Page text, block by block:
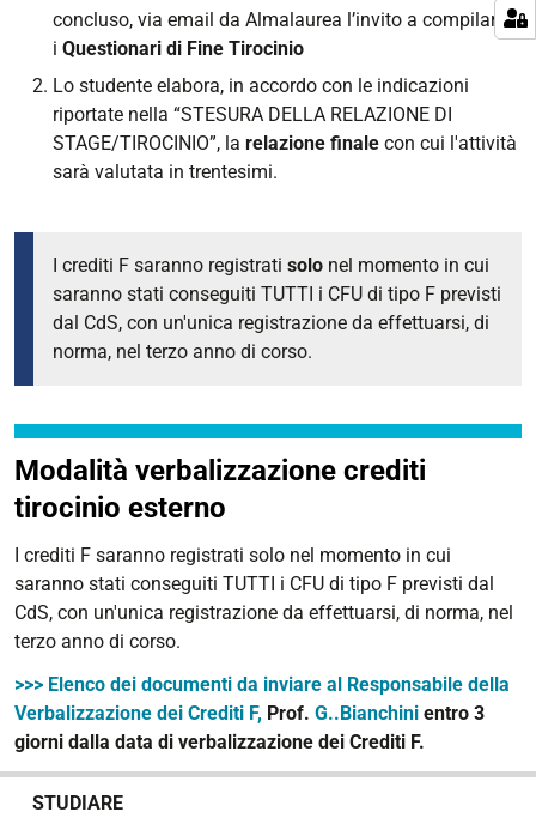
concluso, via email da Almalaurea l’invito a compilare
i Questionari di Fine Tirocinio
Lo studente elabora, in accordo con le indicazioni
riportate nella “STESURA DELLA RELAZIONE DI
STAGE/TIROCINIO”, la relazione finale con cui l'attività
sarà valutata in trentesimi.
I crediti F saranno registrati solo nel momento in cui
saranno stati conseguiti TUTTI i CFU di tipo F previsti
dal CdS, con un'unica registrazione da effettuarsi, di
norma, nel terzo anno di corso.
Modalità verbalizzazione crediti
tirocinio esterno
I crediti F saranno registrati solo nel momento in cui
saranno stati conseguiti TUTTI i CFU di tipo F previsti dal
CdS, con un'unica registrazione da effettuarsi, di norma, nel
terzo anno di corso.
>>> Elenco dei documenti da inviare al Responsabile della
Verbalizzazione dei Crediti F, Prof. G..Bianchini entro 3
giorni dalla data di verbalizzazione dei Crediti F.
STUDIARE